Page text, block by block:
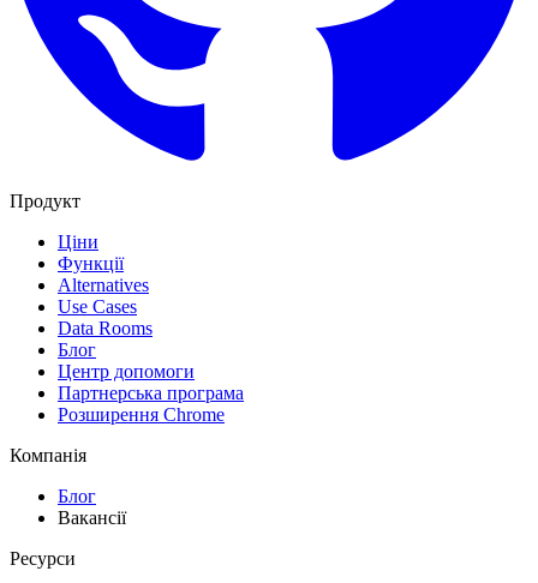
Продукт
Ціни
Функції
Alternatives
Use Cases
Data Rooms
Блог
Центр допомоги
Партнерська програма
Розширення Chrome
Компанія
Блог
Вакансії
Ресурси